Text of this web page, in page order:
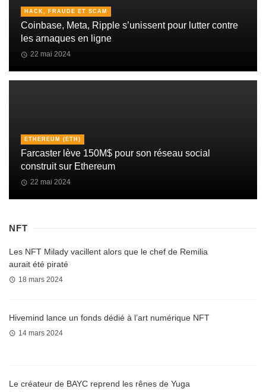
HACK, FRAUDE ET SCAM
Coinbase, Meta, Ripple s’unissent pour lutter contre
les arnaques en ligne
22 mai 2024
ETHEREUM (ETH)
Farcaster lève 150M$ pour son réseau social
construit sur Ethereum
22 mai 2024
NFT
Les NFT Milady vacillent alors que le chef de Remilia
aurait été piraté
18 mars 2024
Hivemind lance un fonds dédié à l’art numérique NFT
14 mars 2024
Le créateur de BAYC reprend les rênes de Yuga